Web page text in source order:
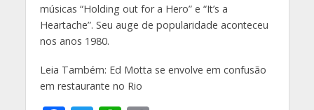
músicas “Holding out for a Hero” e “It’s a
Heartache”. Seu auge de popularidade aconteceu
nos anos 1980.
Leia Também: Ed Motta se envolve em confusão
em restaurante no Rio